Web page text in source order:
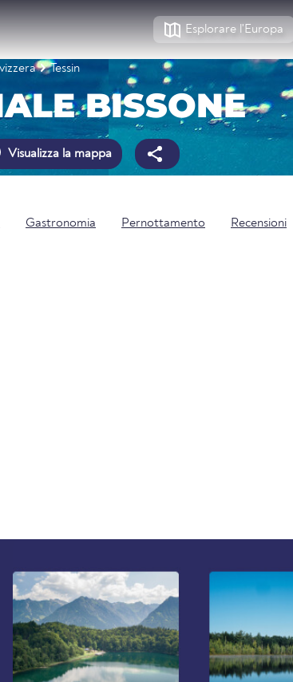
Esplorare l'Europa
Tessin
BISSONE
Visualizza la mappa
Gastronomia Pernottamento Recensioni